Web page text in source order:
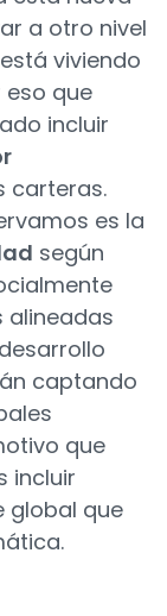
a otro nivel
viviendo
eso que
incluir
carteras.
es la
según
alineadas
captando
que
incluir
global que